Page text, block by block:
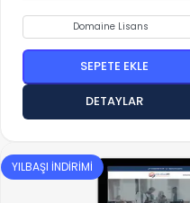
Domaine Lisans
SEPETE EKLE
DETAYLAR
YILBAŞI İNDİRİMİ